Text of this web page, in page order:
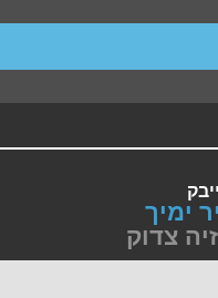
by touch or with swipe
ימיך
צדוק